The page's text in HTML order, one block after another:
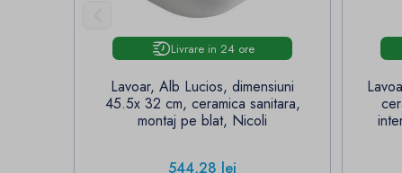
Livrare in 24 ore
Lavoar, Alb Lucios, dimensiuni
45.5x 32 cm, ceramica sanitara,
montaj pe blat, Nicoli
Pret
544,28 lei